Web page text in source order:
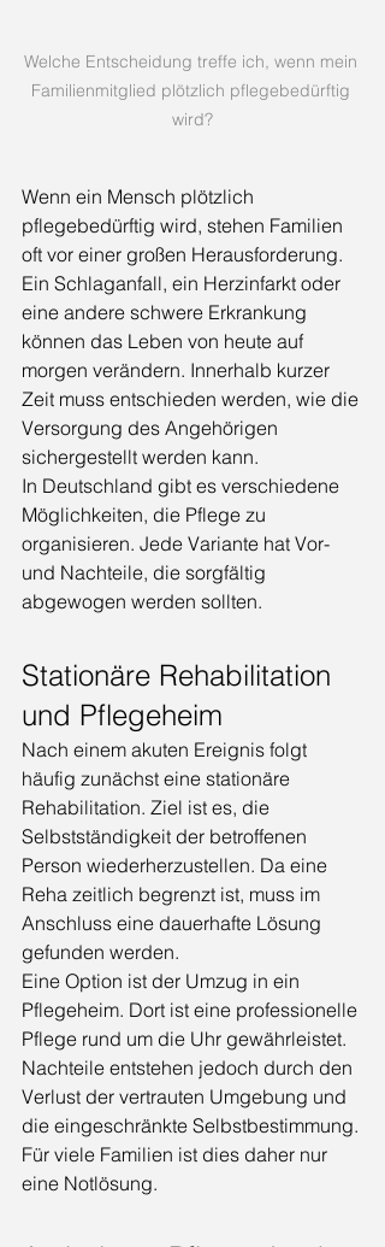
Welche Entscheidung treffe ich, wenn mein
Familienmitglied plötzlich pflegebedürftig
wird?
Wenn ein Mensch plötzlich
pflegebedürftig wird, stehen Familien
oft vor einer großen Herausforderung.
Ein Schlaganfall, ein Herzinfarkt oder
eine andere schwere Erkrankung
können das Leben von heute auf
morgen verändern. Innerhalb kurzer
Zeit muss entschieden werden, wie die
Versorgung des Angehörigen
sichergestellt werden kann.
In Deutschland gibt es verschiedene
Möglichkeiten, die Pflege zu
organisieren. Jede Variante hat Vor-
und Nachteile, die sorgfältig
abgewogen werden sollten.
Stationäre Rehabilitation
und Pflegeheim
Nach einem akuten Ereignis folgt
häufig zunächst eine stationäre
Rehabilitation. Ziel ist es, die
Selbstständigkeit der betroffenen
Person wiederherzustellen. Da eine
Reha zeitlich begrenzt ist, muss im
Anschluss eine dauerhafte Lösung
gefunden werden.
Eine Option ist der Umzug in ein
Pflegeheim. Dort ist eine professionelle
Pflege rund um die Uhr gewährleistet.
Nachteile entstehen jedoch durch den
Verlust der vertrauten Umgebung und
die eingeschränkte Selbstbestimmung.
Für viele Familien ist dies daher nur
eine Notlösung.